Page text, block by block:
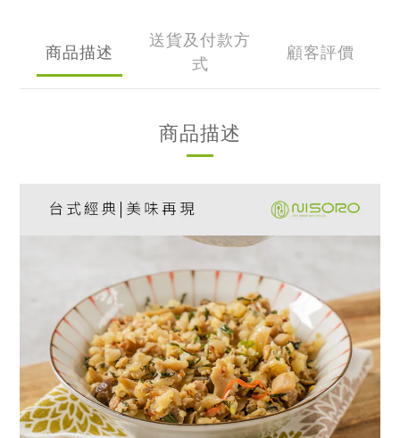
商品描述
送貨及付款方
式
顧客評價
商品描述